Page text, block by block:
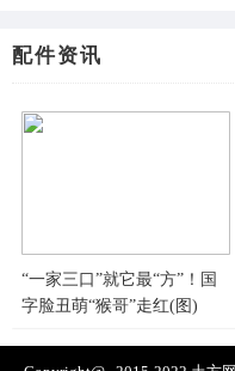
配件资讯
“一家三口”就它最“方”！国
字脸丑萌“猴哥”走红(图)